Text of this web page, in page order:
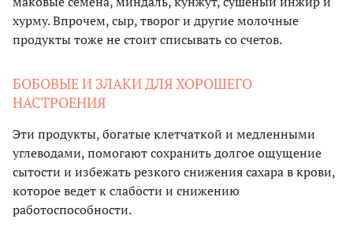
хурму. Впрочем, сыр, творог и другие молочные
продукты тоже не стоит списывать со счетов.
БОБОВЫЕ И ЗЛАКИ ДЛЯ ХОРОШЕГО
НАСТРОЕНИЯ
Эти продукты, богатые клетчаткой и медленными
углеводами, помогают сохранить долгое ощущение
сытости и избежать резкого снижения сахара в крови,
которое ведет к слабости и снижению
работоспособности.